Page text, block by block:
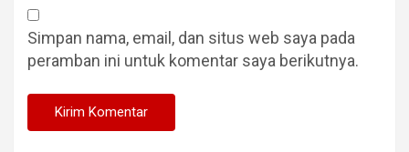
Simpan nama, email, dan situs web saya pada
peramban ini untuk komentar saya berikutnya.